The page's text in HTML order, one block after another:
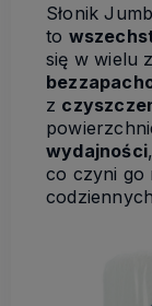
Słonik
to
się w wielu
z
wydajności
co czyni go